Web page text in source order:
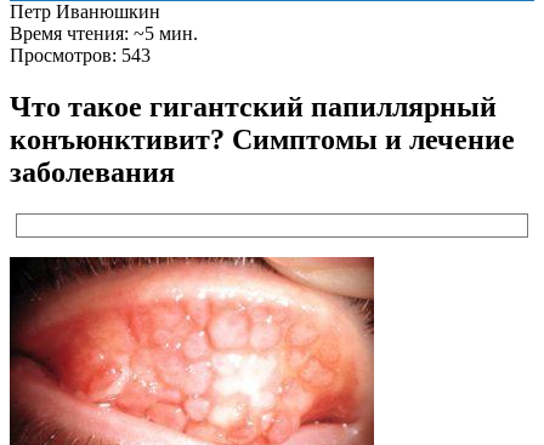
Петр Иванюшкин
Время чтения: ~5 мин.
Просмотров: 543
Что такое гигантский папиллярный
конъюнктивит? Симптомы и лечение
заболевания